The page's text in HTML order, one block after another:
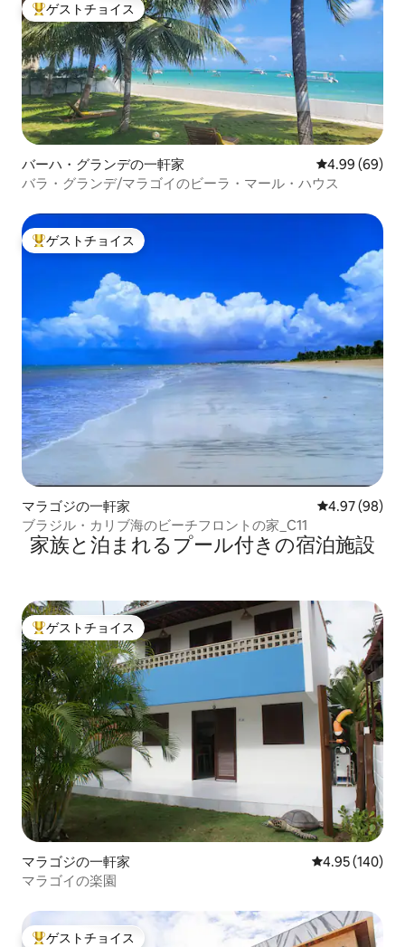
大好評のゲストチョイスです。
ゲストチョイス
バーハ・グランデの一軒家 レビュー69件
4.99 (69)
バラ・グランデ/マラゴイのビーラ・マール・ハウス
大好評のゲストチョイスです。
ゲストチョイス
マラゴジの一軒家 レビュー98
4.97 (98)
ブラジル・カリブ海のビーチフロントの家_C11
家族と泊まれるプール付きの宿泊施設
大好評のゲストチョイスです。
ゲストチョイス
マラゴジの一軒家 レビュー140
4.95 (140)
マラゴイの楽園
ゲストチョイス